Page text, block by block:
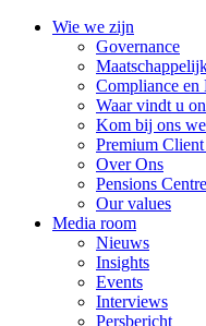
Wie we zijn
Governance
Compliance en
Waar vindt u
Kom bij ons
Premium
Over Ons
Pensions Centre
Our values
Media room
Nieuws
Insights
Events
Interviews
Persbericht